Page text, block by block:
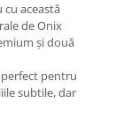
această
de Onix
și două
pentru
subtile, dar